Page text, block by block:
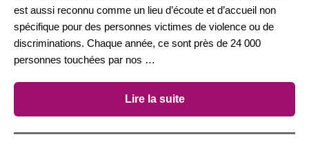
est aussi reconnu comme un lieu d’écoute et d’accueil non
spécifique pour des personnes victimes de violence ou de
discriminations. Chaque année, ce sont près de 24 000
personnes touchées par nos …
Lire la suite